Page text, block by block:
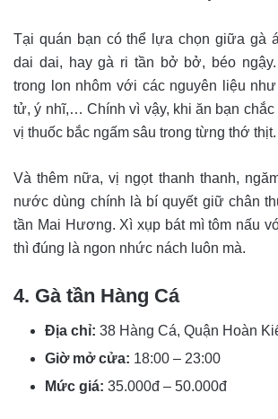
Tại quán bạn có thể lựa chọn giữa gà
dai dai, hay gà ri tần bở bở, béo
trong lon nhôm với các nguyên liệu
tử, ý nhĩ,… Chính vì vậy, khi ăn bạn chắc
vị thuốc bắc ngấm sâu trong từng thớ thịt.
Và thêm nữa, vị ngọt thanh thanh,
nước dùng chính là bí quyết giữ chân
tần Mai Hương. Xì xụp bát mì tôm nấu
thì đúng là ngon nhức nách luôn mà.
4. Gà tần Hàng Cá
Địa chỉ: 38 Hàng Cá, Quận Hoàn
Giờ mở cửa: 18:00 – 23:00
Mức giá: 35.000đ – 50.000đ